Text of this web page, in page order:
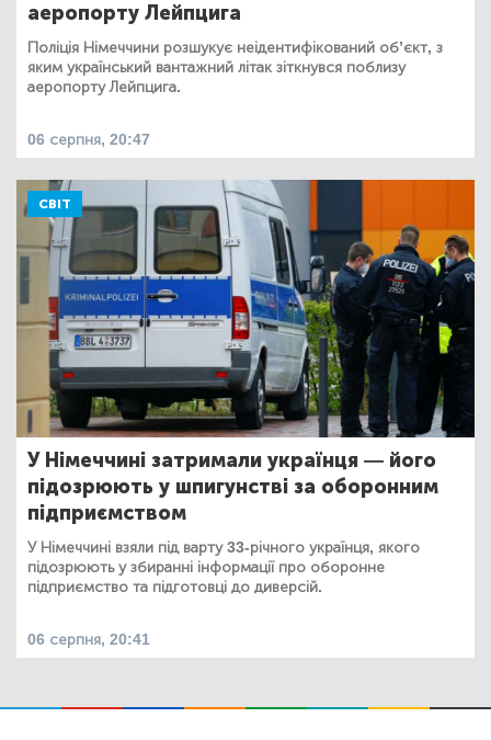
аеропорту Лейпцига
Поліція Німеччини розшукує неідентифікований об’єкт, з
яким український вантажний літак зіткнувся поблизу
аеропорту Лейпцига.
06 серпня, 20:47
СВІТ
У Німеччині затримали українця — його
підозрюють у шпигунстві за оборонним
підприємством
У Німеччині взяли під варту 33-річного українця, якого
підозрюють у збиранні інформації про оборонне
підприємство та підготовці до диверсій.
06 серпня, 20:41